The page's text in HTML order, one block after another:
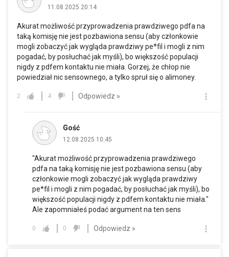
11.08.2025 20:14
Akurat możliwość przyprowadzenia prawdziwego pdfa na
taką komisję nie jest pozbawiona sensu (aby członkowie
mogli zobaczyć jak wygląda prawdziwy pe*fil i mogli z nim
pogadać, by posłuchać jak myśli), bo większość populacji
nigdy z pdfem kontaktu nie miała. Gorzej, że chłop nie
powiedział nic sensownego, a tylko spruł się o alimoney.
2 4 Odpowiedz »
Gość
12.08.2025 10:45
"Akurat możliwość przyprowadzenia prawdziwego
pdfa na taką komisję nie jest pozbawiona sensu (aby
członkowie mogli zobaczyć jak wygląda prawdziwy
pe*fil i mogli z nim pogadać, by posłuchać jak myśli), bo
większość populacji nigdy z pdfem kontaktu nie miała."
Ale zapomniałeś podać argument na ten sens
0 0 Odpowiedz »